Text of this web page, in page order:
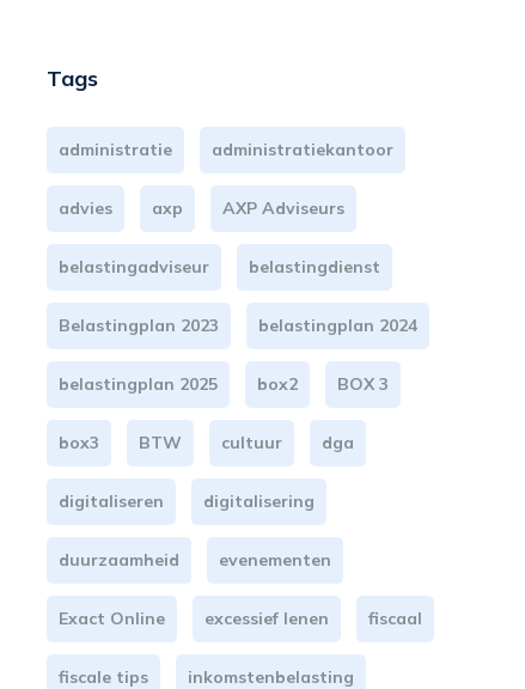
Tags
administratie administratiekantoor
advies axp AXP Adviseurs
belastingadviseur belastingdienst
Belastingplan 2023 belastingplan 2024
belastingplan 2025 box2 BOX 3
box3 BTW cultuur dga
digitaliseren digitalisering
duurzaamheid evenementen
Exact Online excessief lenen fiscaal
fiscale tips inkomstenbelasting